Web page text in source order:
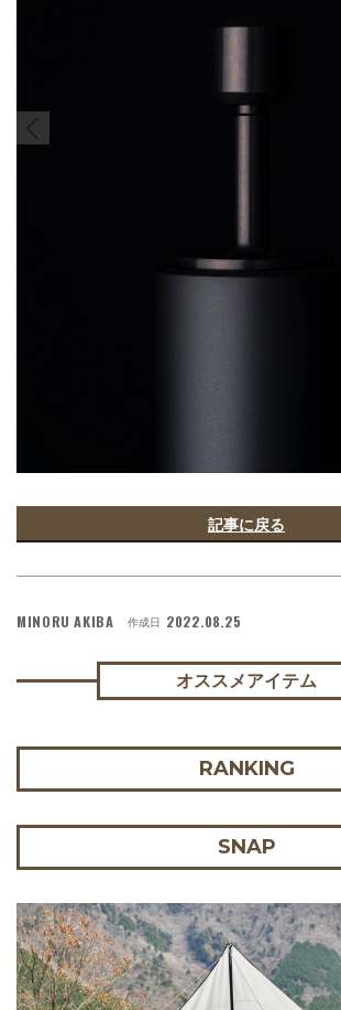
記事に戻る
MINORU AKIBA 作成日 2022.08.25
オススメアイテム
RANKING
SNAP